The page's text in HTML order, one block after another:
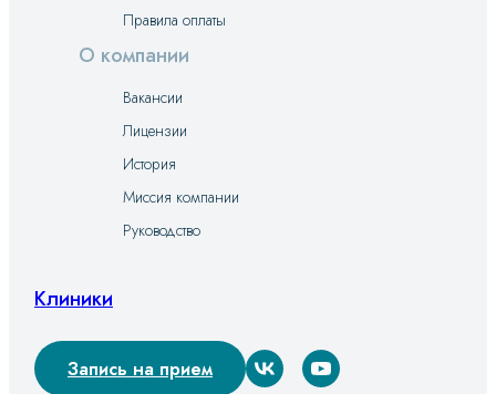
Правила оплаты
О компании
Вакансии
Лицензии
История
Миссия компании
Руководство
Клиники
Запись на прием